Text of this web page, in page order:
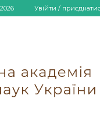
Увійти /